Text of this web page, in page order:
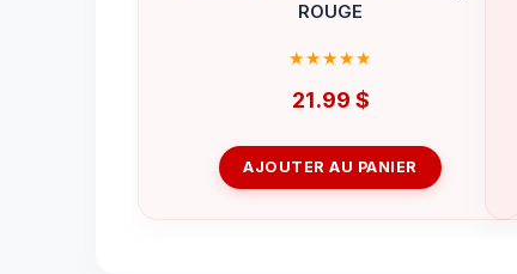
ROUGE
21.99 $
AJOUTER AU PANIER